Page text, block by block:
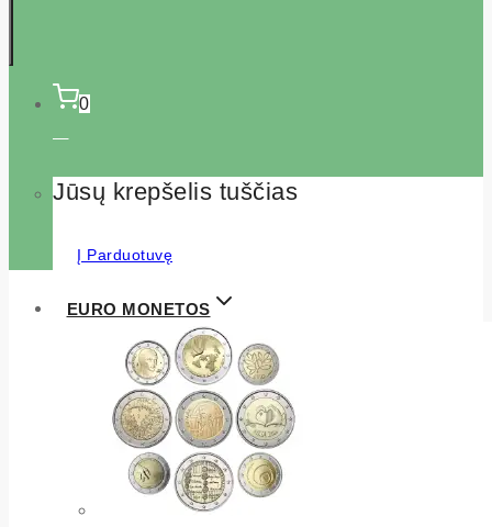
0
Jūsų krepšelis tuščias
Į Parduotuvę
EURO MONETOS